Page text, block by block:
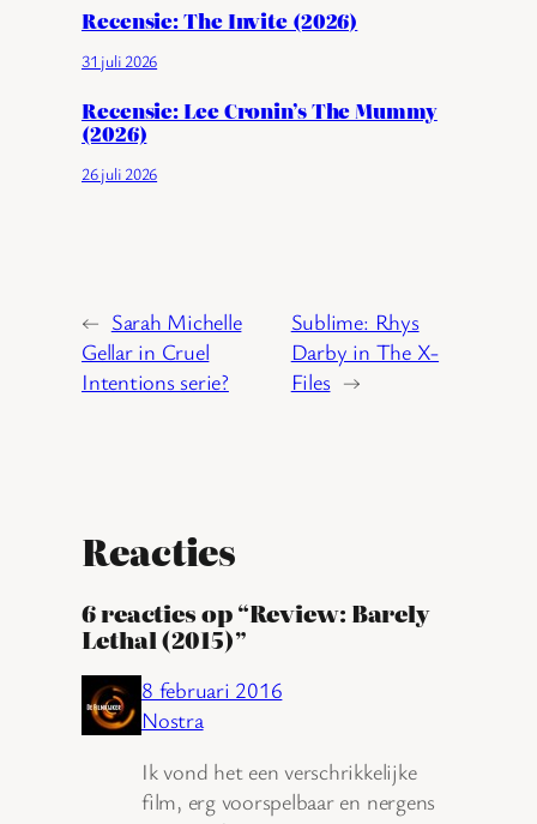
Recensie: The Invite (2026)
31 juli 2026
Recensie: Lee Cronin’s The Mummy
(2026)
26 juli 2026
← Sarah Michelle
Gellar in Cruel
Intentions serie?
Sublime: Rhys
Darby in The X-
Files →
Reacties
6 reacties op “Review: Barely
Lethal (2015)”
8 februari 2016
Nostra
Ik vond het een verschrikkelijke
film, erg voorspelbaar en nergens